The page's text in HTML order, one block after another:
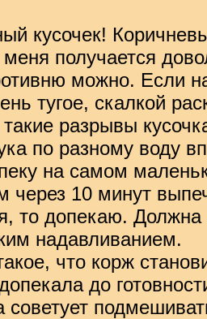
кусочек!
получается
можно. Если
тугое, скалкой
разрывы
по разному воду
на самом
через 10 минут
то допекаю.
надавливанием.
что корж
до
советует